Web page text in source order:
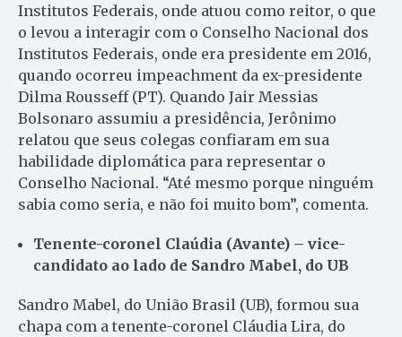
Institutos Federais, onde atuou como reitor, o que
o levou a interagir com o Conselho Nacional dos
Institutos Federais, onde era presidente em 2016,
quando ocorreu impeachment da ex-presidente
Dilma Rousseff (PT). Quando Jair Messias
Bolsonaro assumiu a presidência, Jerônimo
relatou que seus colegas confiaram em sua
habilidade diplomática para representar o
Conselho Nacional. “Até mesmo porque ninguém
sabia como seria, e não foi muito bom”, comenta.
Tenente-coronel Claúdia (Avante) – vice-
candidato ao lado de Sandro Mabel, do UB
Sandro Mabel, do União Brasil (UB), formou sua
chapa com a tenente-coronel Cláudia Lira, do